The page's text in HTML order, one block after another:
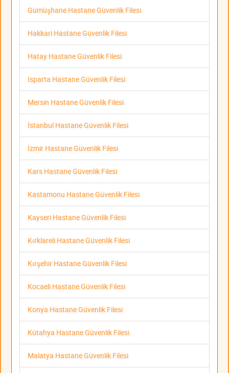
Gümüşhane Hastane Güvenlik Filesi
Hakkari Hastane Güvenlik Filesi
Hatay Hastane Güvenlik Filesi
Isparta Hastane Güvenlik Filesi
Mersin Hastane Güvenlik Filesi
İstanbul Hastane Güvenlik Filesi
İzmir Hastane Güvenlik Filesi
Kars Hastane Güvenlik Filesi
Kastamonu Hastane Güvenlik Filesi
Kayseri Hastane Güvenlik Filesi
Kırklareli Hastane Güvenlik Filesi
Kırşehir Hastane Güvenlik Filesi
Kocaeli Hastane Güvenlik Filesi
Konya Hastane Güvenlik Filesi
Kütahya Hastane Güvenlik Filesi
Malatya Hastane Güvenlik Filesi